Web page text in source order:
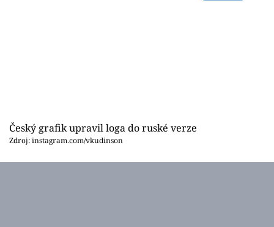
Český grafik upravil loga do ruské verze
Zdroj: instagram.com/vkudinson